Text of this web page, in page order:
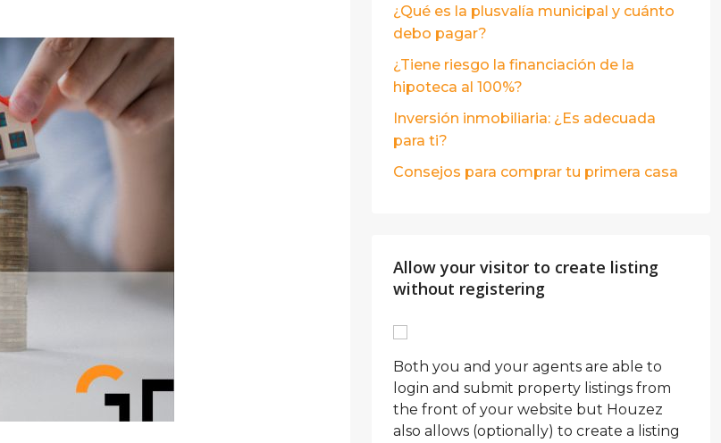
¿Qué es la plusvalía municipal y cuánto
debo pagar?
¿Tiene riesgo la financiación de la
hipoteca al 100%?
Inversión inmobiliaria: ¿Es adecuada
para ti?
Consejos para comprar tu primera casa
Allow your visitor to create listing
without registering
Both you and your agents are able to
login and submit property listings from
the front of your website but Houzez
also allows (optionally) to create a listing